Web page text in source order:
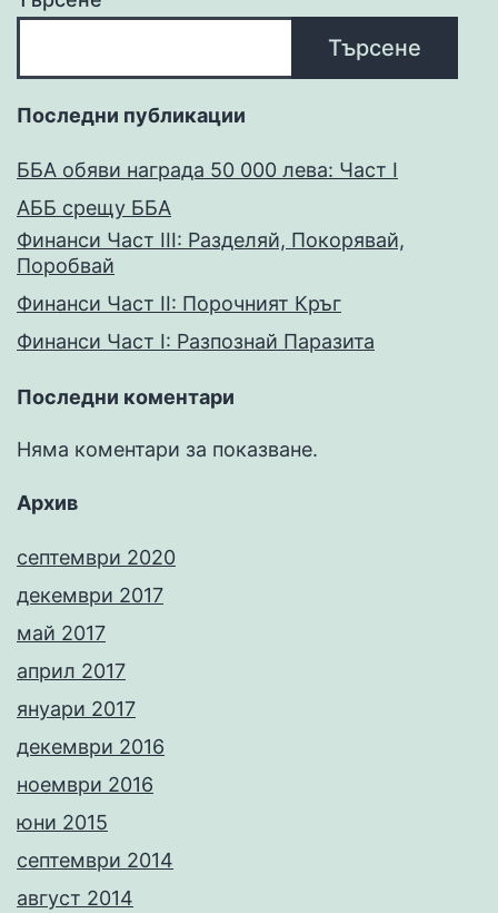
Търсене
Последни публикации
ББА обяви награда 50 000 лева: Част I
АББ срещу ББА
Финанси Част III: Разделяй, Покорявай,
Поробвай
Финанси Част II: Порочният Кръг
Финанси Част I: Разпознай Паразита
Последни коментари
Няма коментари за показване.
Архив
септември 2020
декември 2017
май 2017
април 2017
януари 2017
декември 2016
ноември 2016
юни 2015
септември 2014
август 2014